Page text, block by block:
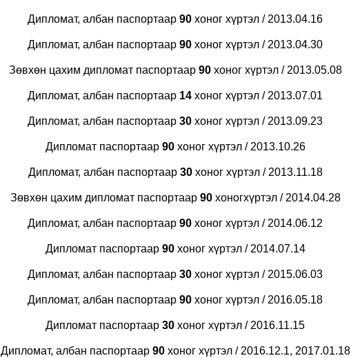
Дипломат, албан паспортаар 90 хоног хүртэл / 2013.04.16
Дипломат, албан паспортаар 90 хоног хүртэл / 2013.04.30
Зөвхөн цахим дипломат паспортаар 90хоног хүртэл / 2013.05.08
Дипломат, албан паспортаар 14 хоног хүртэл / 2013.07.01
Дипломат, албан паспортаар 30 хоног хүртэл / 2013.09.23
Дипломат паспортаар 90хоног хүртэл / 2013.10.26
Дипломат, албан паспортаар 30хоног хүртэл / 2013.11.18
Зөвхөн цахим дипломат паспортаар 90хоногхүртэл / 2014.04.28
Дипломат, албан паспортаар 90 хоног хүртэл / 2014.06.12
Дипломат паспортаар 90хоног хүртэл / 2014.07.14
Дипломат, албан паспортаар 30 хоног хүртэл / 2015.06.03
Дипломат, албан паспортаар 90 хоног хүртэл / 2016.05.18
Дипломат паспортаар 30 хоног хүртэл / 2016.11.15
Дипломат, албан паспортаар 90хоног хүртэл / 2016.12.1, 2017.01.18